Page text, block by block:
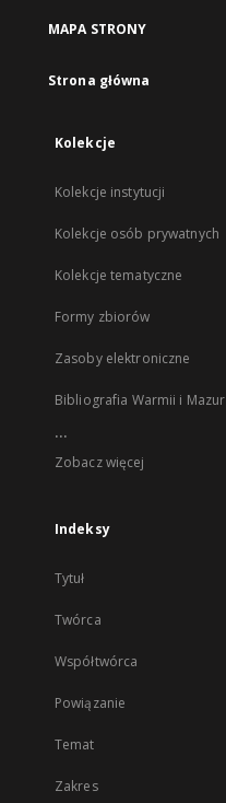
MAPA STRONY
Strona główna
Kolekcje
Kolekcje instytucji
Kolekcje osób prywatnych
Kolekcje tematyczne
Formy zbiorów
Zasoby elektroniczne
Bibliografia Warmii i Mazur
...
Zobacz więcej
Indeksy
Tytuł
Twórca
Współtwórca
Powiązanie
Temat
Zakres